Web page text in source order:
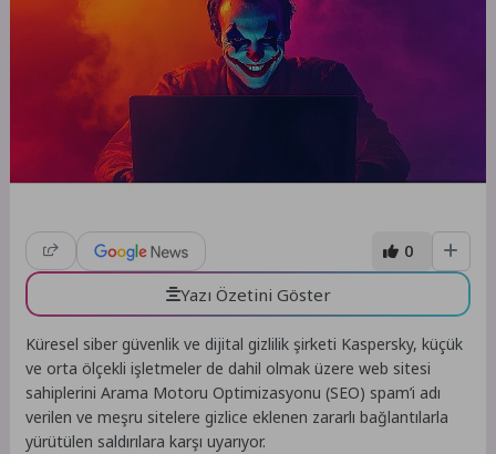
0
Yazı Özetini Göster
Küresel siber güvenlik ve dijital gizlilik şirketi Kaspersky, küçük
ve orta ölçekli işletmeler de dahil olmak üzere web sitesi
sahiplerini Arama Motoru Optimizasyonu (SEO) spam’i adı
verilen ve meşru sitelere gizlice eklenen zararlı bağlantılarla
yürütülen saldırılara karşı uyarıyor.